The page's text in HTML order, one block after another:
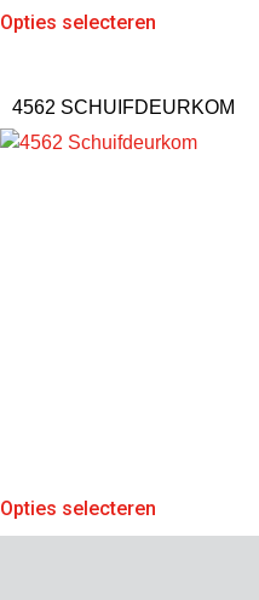
Opties selecteren
4562 SCHUIFDEURKOM
Opties selecteren